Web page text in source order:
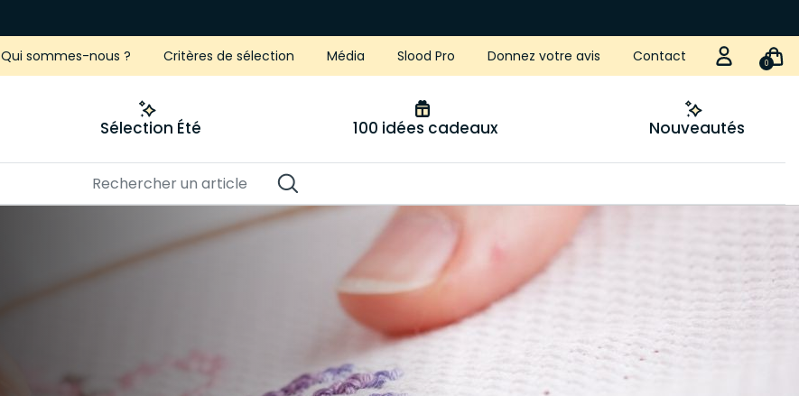
Qui sommes-nous ? Critères de sélection Média Slood Pro Donnez votre avis Contact 0
Sélection Été 100 idées cadeaux Nouveautés